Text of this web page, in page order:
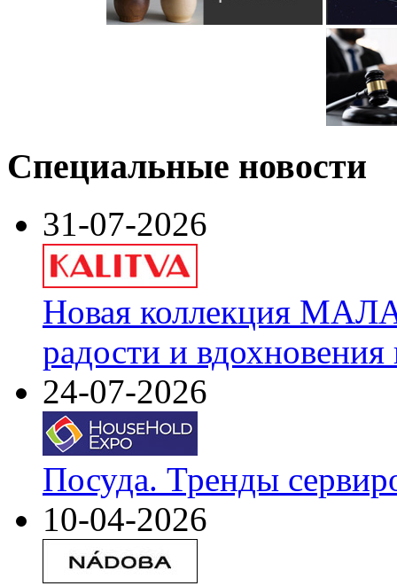
Специальные новости
31-07-2026
Новая коллекция
радости и
24-07-2026
Посуда. Тренды
10-04-2026